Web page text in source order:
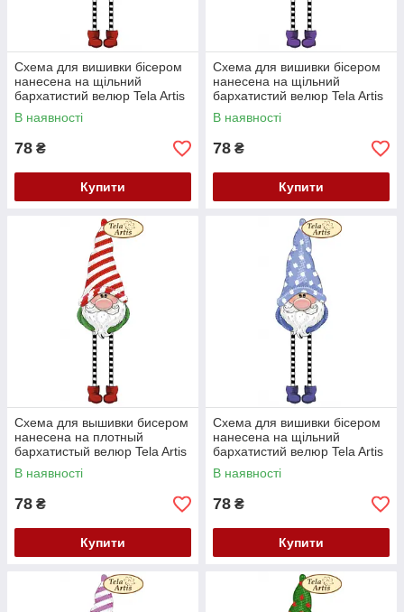
Схема для вишивки бісером
нанесена на щільний
бархатистий велюр Tela Artis
Гном Простак ВЛ-012
В наявності
78 ₴
Купити
Схема для вишивки бісером
нанесена на щільний
бархатистий велюр Tela Artis
Гном Буркотун ВЛ-013
В наявності
78 ₴
Купити
Схема для вышивки бисером
нанесена на плотный
бархатистый велюр Tela Artis
Гном Весельчак ВЛ-014
В наявності
78 ₴
Купити
Схема для вишивки бісером
нанесена на щільний
бархатистий велюр Tela Artis
Гном Тихоня ВЛ-015
В наявності
78 ₴
Купити